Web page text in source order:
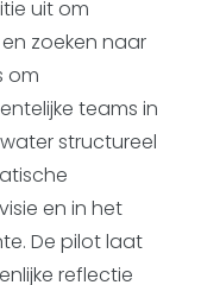
uit om
zoeken naar
om
teams in
structureel
en in het
De pilot laat
reflectie